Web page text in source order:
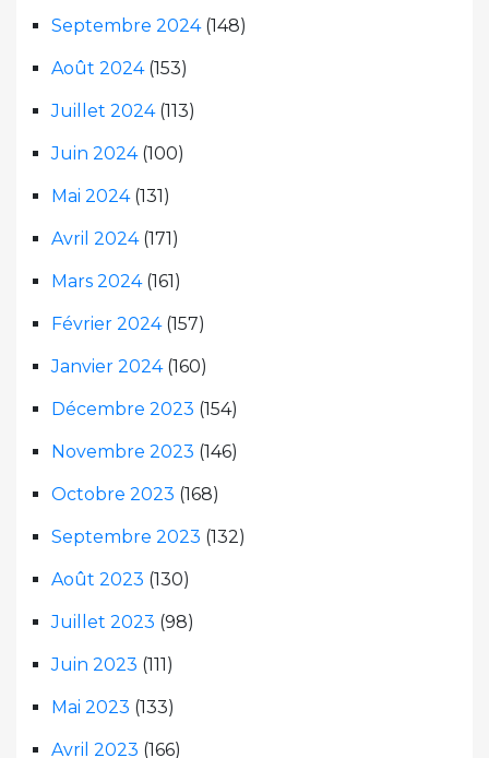
Septembre 2024(148)
Août 2024(153)
Juillet 2024(113)
Juin 2024(100)
Mai 2024(131)
Avril 2024(171)
Mars 2024(161)
Février 2024(157)
Janvier 2024(160)
Décembre 2023 (154)
Novembre 2023 (146)
Octobre 2023 (168)
Septembre 2023 (132)
Août 2023 (130)
Juillet 2023 (98)
Juin 2023 (111)
Mai 2023 (133)
Avril 2023 (166)